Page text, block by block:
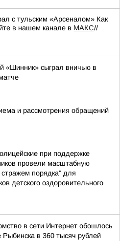
с тульским «Арсеналом» Как
в нашем канале в МАКС//
«Шинник» сыграл вничью в
и рассмотрения обращений
при поддержке
провели масштабную
стражем порядка" для
детского оздоровительного
в сети Интернет обошлось
Рыбинска в 360 тысяч рублей